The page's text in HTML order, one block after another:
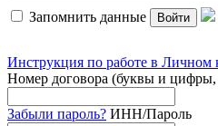
Запомнить данные Войти
Инструкция по работе в Личном
Номер договора (буквы и цифры,
Забыли пароль? ИНН/Пароль